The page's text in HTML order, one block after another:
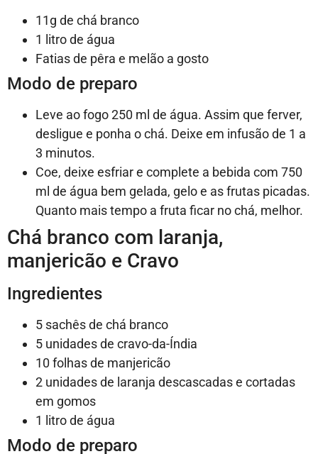
11g de chá branco
1 litro de água
Fatias de pêra e melão a gosto
Modo de preparo
Leve ao fogo 250 ml de água. Assim que ferver,
desligue e ponha o chá. Deixe em infusão de 1 a
3 minutos.
Coe, deixe esfriar e complete a bebida com 750
ml de água bem gelada, gelo e as frutas picadas.
Quanto mais tempo a fruta ficar no chá, melhor.
Chá branco com laranja,
manjericão e Cravo
Ingredientes
5 sachês de chá branco
5 unidades de cravo-da-Índia
10 folhas de manjericão
2 unidades de laranja descascadas e cortadas
em gomos
1 litro de água
Modo de preparo